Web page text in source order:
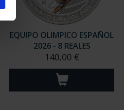
EQUIPO OLIMPICO ESPAÑOL
2026 - 8 REALES
140,00 €